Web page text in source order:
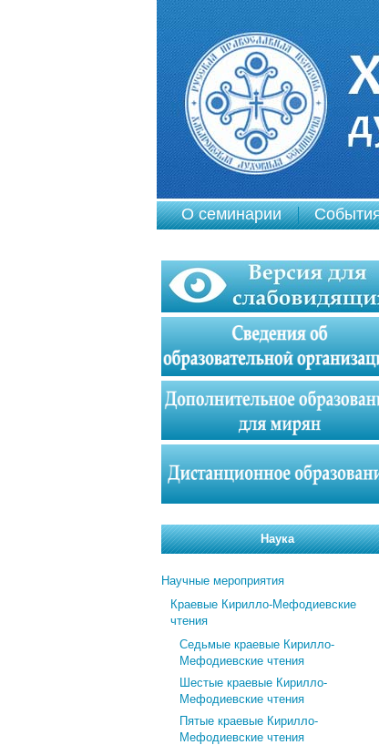
О семинарии
Наука
Научные мероприятия
Краевые Кирилло-Мефодиевские
чтения
Седьмые краевые Кирилло-
Мефодиевские чтения
Шестые краевые Кирилло-
Мефодиевские чтения
Пятые краевые Кирилло-
Мефодиевские чтения